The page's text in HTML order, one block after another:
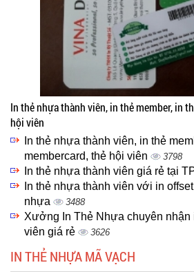
In thẻ nhựa thành viên, in thẻ member, in
hội viên
In thẻ nhựa thành viên, in thẻ
membercard, thẻ hội viên
3798
In thẻ nhựa thành viên giá rẻ tại
In thẻ nhựa thành viên với in
nhựa
3488
Xưởng In Thẻ Nhựa chuyên nhận
viên giá rẻ
3626
IN THẺ NHỰA MÃ VẠCH